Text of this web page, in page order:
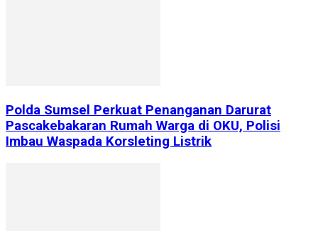
Polda Sumsel Perkuat Penanganan Darurat
Pascakebakaran Rumah Warga di OKU, Polisi
Imbau Waspada Korsleting Listrik